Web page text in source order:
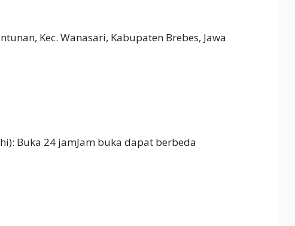
Kec. Wanasari, Kabupaten Brebes, Jawa
Buka 24 jamJam buka dapat berbeda